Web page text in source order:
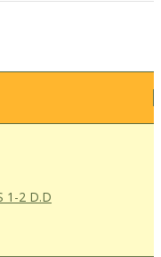
1-2 D.D